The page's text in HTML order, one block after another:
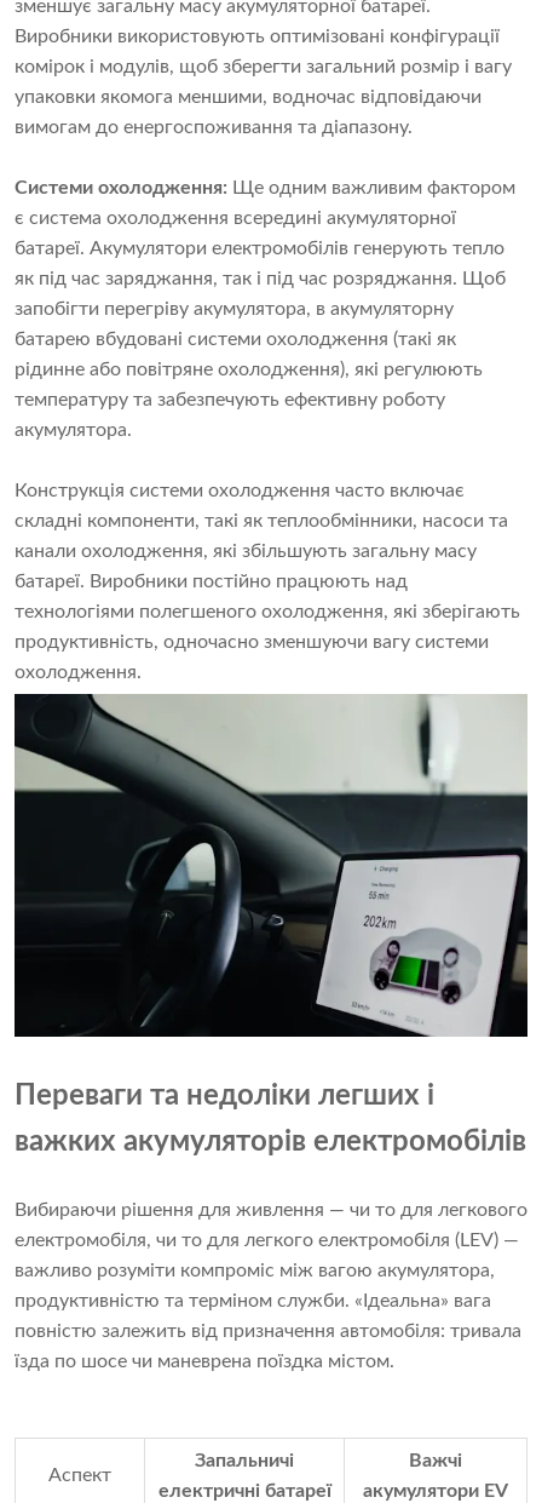
зменшує загальну масу акумуляторної батареї.
Виробники використовують оптимізовані конфігурації
комірок і модулів, щоб зберегти загальний розмір і вагу
упаковки якомога меншими, водночас відповідаючи
вимогам до енергоспоживання та діапазону.
Системи охолодження: Ще одним важливим фактором
є система охолодження всередині акумуляторної
батареї. Акумулятори електромобілів генерують тепло
як під час заряджання, так і під час розряджання. Щоб
запобігти перегріву акумулятора, в акумуляторну
батарею вбудовані системи охолодження (такі як
рідинне або повітряне охолодження), які регулюють
температуру та забезпечують ефективну роботу
акумулятора.
Конструкція системи охолодження часто включає
складні компоненти, такі як теплообмінники, насоси та
канали охолодження, які збільшують загальну масу
батареї. Виробники постійно працюють над
технологіями полегшеного охолодження, які зберігають
продуктивність, одночасно зменшуючи вагу системи
охолодження.
Переваги та недоліки легших і
важких акумуляторів електромобілів
Вибираючи рішення для живлення — чи то для легкового
електромобіля, чи то для легкого електромобіля (LEV) —
важливо розуміти компроміс між вагою акумулятора,
продуктивністю та терміном служби. «Ідеальна» вага
повністю залежить від призначення автомобіля: тривала
їзда по шосе чи маневрена поїздка містом.
Аспект
Запальничі
електричні батареї
Важчі
акумулятори EV